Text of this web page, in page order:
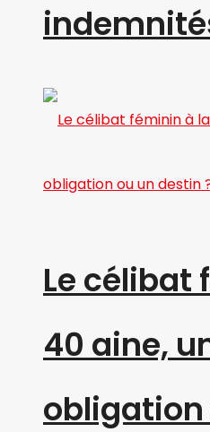
Le célibat
40 aine,
obligation